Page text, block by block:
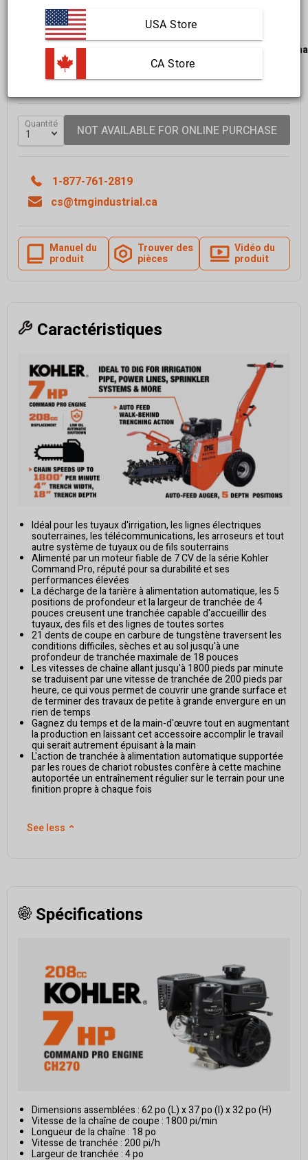
Payez en versements échelonnés avec . Vérifiez
si vous êtes admissible lors du passage à la caisse.
LIVRAISON GRATUITE dans la plupart des régions du
Livraison dans un délai de
10 à 15 jours ouvrables
En savoir plus
Quantité NOT AVAILABLE FOR ONLINE PURCHASE
1-877-761-2819
cs@tmgindustrial.ca
Manuel du
produit
Trouver des
pièces
Vidéo du
produit
Caractéristiques
Idéal pour les tuyaux d'irrigation, les lignes électriques
souterraines, les télécommunications, les arroseurs et tout
autre système de tuyaux ou de fils souterrains
Alimenté par un moteur fiable de 7 CV de la série Kohler
Command Pro, réputé pour sa durabilité et ses
performances élevées
La décharge de la tarière à alimentation automatique, les 5
positions de profondeur et la largeur de tranchée de 4
pouces creusent une tranchée capable d'accueillir des
tuyaux, des fils et des lignes de toutes sortes
21 dents de coupe en carbure de tungstène traversent les
conditions difficiles, sèches et au sol jusqu'à une
profondeur de tranchée maximale de 18 pouces
Les vitesses de chaîne allant jusqu'à 1800 pieds par minute
se traduisent par une vitesse de tranchée de 200 pieds par
heure, ce qui vous permet de couvrir une grande surface et
de terminer des travaux de petite à grande envergure en un
rien de temps
Gagnez du temps et de la main-d'œuvre tout en augmentant
la production en laissant cet accessoire accomplir le travail
qui serait autrement épuisant à la main
L'action de tranchée à alimentation automatique supportée
par les roues de chariot robustes confère à cette machine
autoportée un entraînement régulier sur le terrain pour une
finition propre à chaque fois
See less ⌃
Spécifications
Dimensions assemblées : 62 po (L) x 37 po (l) x 32 po (H)
Vitesse de la chaîne de coupe : 1800 pi/min
Longueur de la chaîne : 18 po
Vitesse de tranchée : 200 pi/h
Largeur de tranchée : 4 po
USA Store
CA Store